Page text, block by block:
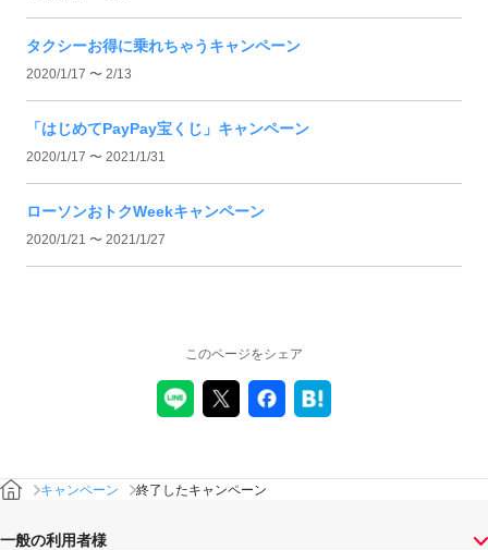
タクシーお得に乗れちゃうキャンペーン
2020/1/17 〜 2/13
「はじめてPayPay宝くじ」キャンペーン
2020/1/17 〜 2021/1/31
ローソンおトクWeekキャンペーン
2020/1/21 〜 2021/1/27
このページをシェア
キャンペーン 終了したキャンペーン
一般の利用者様